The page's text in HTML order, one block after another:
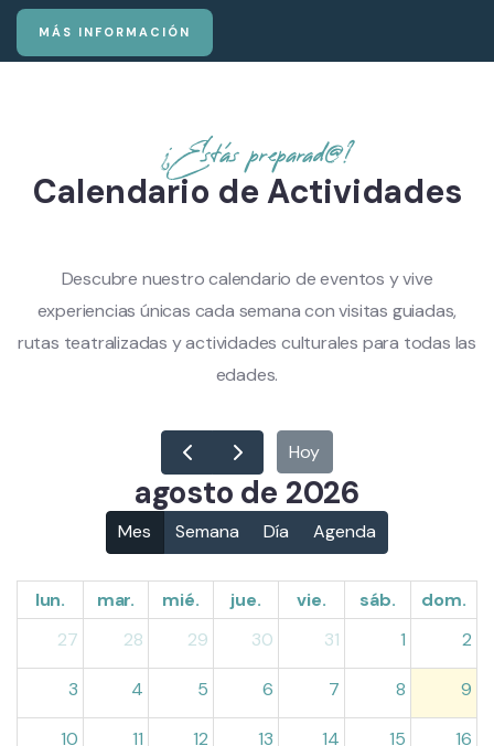
MÁS INFORMACIÓN
¿Estás preparad@?
Calendario de Actividades
Descubre nuestro calendario de eventos y vive
experiencias únicas cada semana con visitas guiadas,
rutas teatralizadas y actividades culturales para todas las
edades.
Hoy
agosto de 2026
Mes Semana Día Agenda
lun. mar. mié. jue. vie. sáb.
dom.
27
28 29 30 31 1 2
3 4 5 6 7 8 9
10 11 12 13 14 15 16